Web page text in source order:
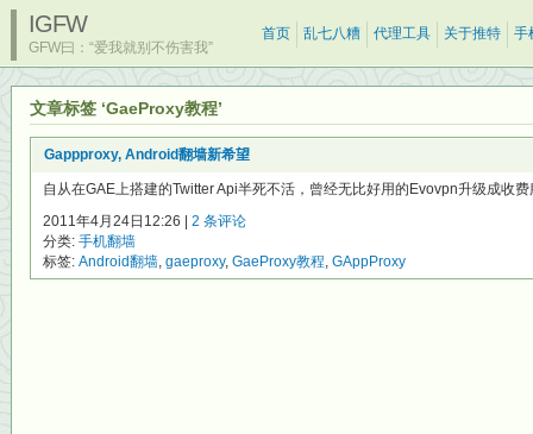
IGFW
GFW曰：“爱我就别不伤害我”
首页 乱七八糟 代理工具 关于推特 手
文章标签 ‘GaeProxy教程’
Gappproxy, Android翻墙新希望
自从在GAE上搭建的Twitter Api半死不活，曾经无比好用的Evovpn升级成收
2011年4月24日12:26 | 2 条评论
分类: 手机翻墙
标签: Android翻墙, gaeproxy, GaeProxy教程, GAppProxy